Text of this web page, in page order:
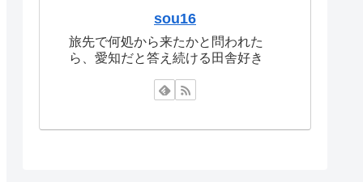
sou16
旅先で何処から来たかと問われた
ら、愛知だと答え続ける田舎好き